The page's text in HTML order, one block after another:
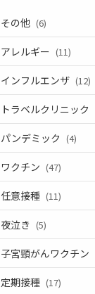
その他 (6)
アレルギー (11)
インフルエンザ (12)
トラベルクリニック
パンデミック (4)
ワクチン (47)
任意接種 (11)
夜泣き (5)
子宮頸がんワクチン
定期接種 (17)